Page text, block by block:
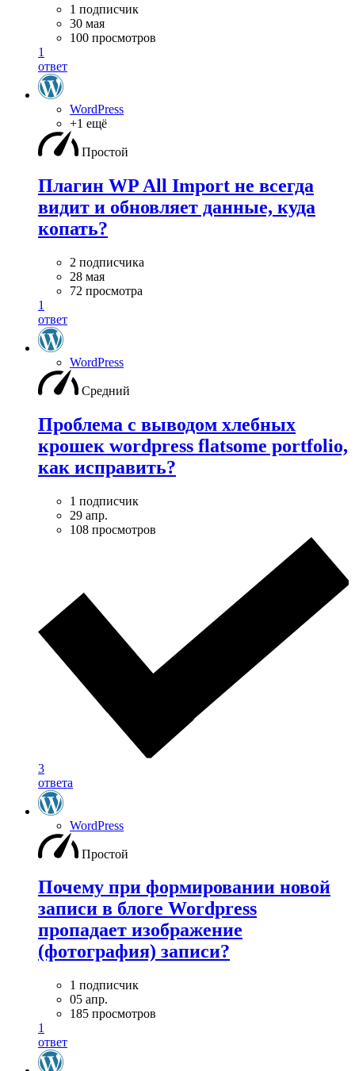
1 подписчик
30 мая
100 просмотров
1
ответ
WordPress
+1 ещё
Простой
Плагин WP All Import не всегда
видит и обновляет данные, куда
копать?
2 подписчика
28 мая
72 просмотра
1
ответ
WordPress
Средний
Проблема с выводом хлебных
крошек wordpress flatsome portfolio,
как исправить?
1 подписчик
29 апр.
108 просмотров
3
ответа
WordPress
Простой
Почему при формировании новой
записи в блоге Wordpress
пропадает изображение
(фотография) записи?
1 подписчик
05 апр.
185 просмотров
1
ответ